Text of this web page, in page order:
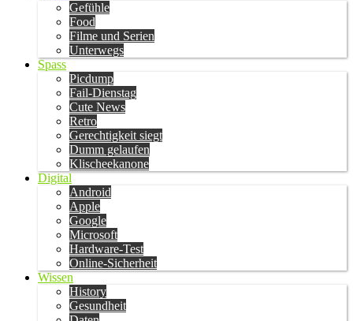
Gefühle
Food
Filme und Serien
Unterwegs
Spass
Picdump
Fail-Dienstag
Cute News
Retro
Gerechtigkeit siegt
Dumm gelaufen
Klischeekanone
Digital
Android
Apple
Google
Microsoft
Hardware-Test
Online-Sicherheit
Wissen
History
Gesundheit